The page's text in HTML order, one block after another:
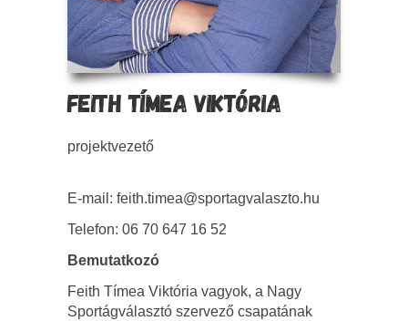
FEITH TÍMEA VIKTÓRIA
projektvezető
E-mail: feith.timea@sportagvalaszto.hu
Telefon: 06 70 647 16 52
Bemutatkozó
Feith Tímea Viktória vagyok, a Nagy
Sportágválasztó szervező csapatának